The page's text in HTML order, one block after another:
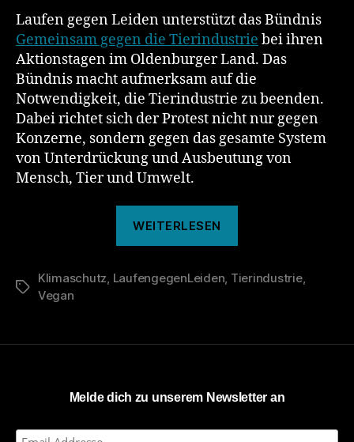
Laufen gegen Leiden unterstützt das Bündnis
Gemeinsam gegen die Tierindustrie bei ihren
Aktionstagen im Oldenburger Land. Das
Bündnis macht aufmerksam auf die
Notwendigkeit, die Tierindustrie zu beenden.
Dabei richtet sich der Protest nicht nur gegen
Konzerne, sondern gegen das gesamte System
von Unterdrückung und Ausbeutung von
Mensch, Tier und Umwelt.
WEITERLESEN
gegen
Schlagwörter
Klimaschutz, LaufengegenLeiden, Tierindustrie,
Vegan
Melde dich zu unserem Newsletter an